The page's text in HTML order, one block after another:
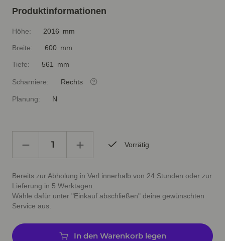
Produktinformationen
Höhe: 2016 mm
Breite: 600 mm
Tiefe: 561 mm
Scharniere: Rechts
Planung: N
Vorrätig
Bereits zur Abholung in Verl innerhalb von 24 Stunden oder zur
Lieferung in 5 Werktagen.
Wähle dafür unter "Einkauf abschließen" deine gewünschten
Service aus.
In den Warenkorb legen